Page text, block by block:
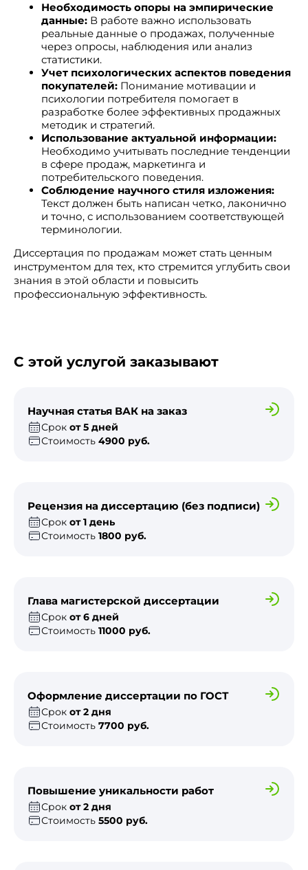
Необходимость опоры на эмпирические
данные: В работе важно использовать
реальные данные о продажах, полученные
через опросы, наблюдения или анализ
статистики.
Учет психологических аспектов поведения
покупателей: Понимание мотивации и
психологии потребителя помогает в
разработке более эффективных продажных
методик и стратегий.
Использование актуальной информации:
Необходимо учитывать последние тенденции
в сфере продаж, маркетинга и
потребительского поведения.
Соблюдение научного стиля изложения:
Текст должен быть написан четко, лаконично
и точно, с использованием соответствующей
терминологии.
Диссертация по продажам может стать ценным
инструментом для тех, кто стремится углубить свои
знания в этой области и повысить
профессиональную эффективность.
С этой услугой заказывают
Научная статья ВАК на заказ
Срок от 5 дней
Стоимость 4900 руб.
Рецензия на диссертацию (без подписи)
Срок от 1 день
Стоимость 1800 руб.
Глава магистерской диссертации
Срок от 6 дней
Стоимость 11000 руб.
Оформление диссертации по ГОСТ
Срок от 2 дня
Стоимость 7700 руб.
Повышение уникальности работ
Срок от 2 дня
Стоимость 5500 руб.